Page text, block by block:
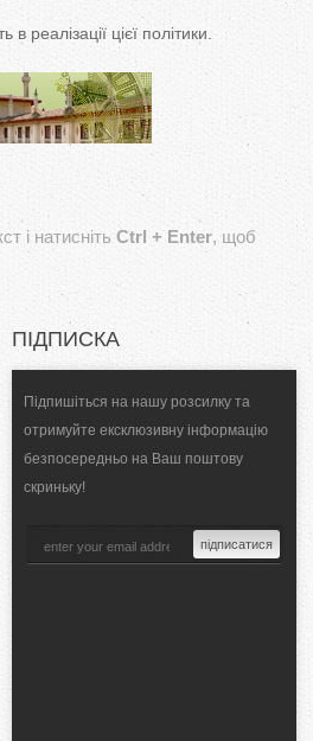
цієї політики.
і натисніть Ctrl + Enter, щоб
ПІДПИСКА
Підпишіться на нашу розсилку та
отримуйте ексклюзивну інформацію
безпосередньо на Ваш поштову
скриньку!